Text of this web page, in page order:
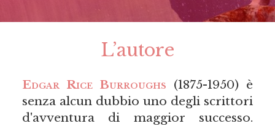
L’autore
Edgar Rice Burroughs (1875-1950) è
senza alcun dubbio uno degli scrittori
d'avventura di maggior successo.